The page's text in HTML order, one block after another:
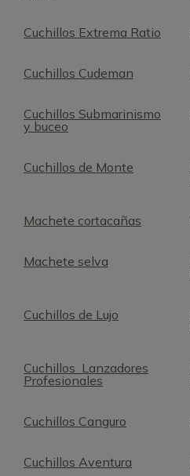
Cuchillos Extrema Ratio
Cuchillos Cudeman
Cuchillos Submarinismo
y buceo
Cuchillos de Monte
Machete cortacañas
Machete selva
Cuchillos de Lujo
Cuchillos Lanzadores
Profesionales
Cuchillos Canguro
Cuchillos Aventura